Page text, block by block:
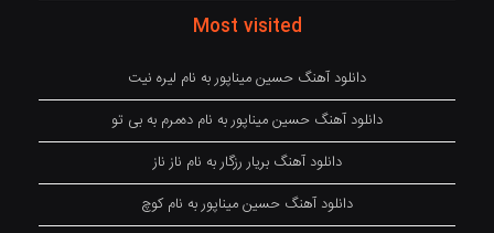
Most visited
دانلود آهنگ حسین میناپور به نام لیره نیت
دانلود آهنگ حسین میناپور به نام دەمرم بە بی تو
دانلود آهنگ بریار رزگار به نام ناز ناز
دانلود آهنگ حسین میناپور به نام کوچ